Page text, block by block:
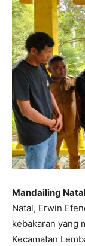
Mandailing
Natal, Erwin
kebakaran yang
Kecamatan